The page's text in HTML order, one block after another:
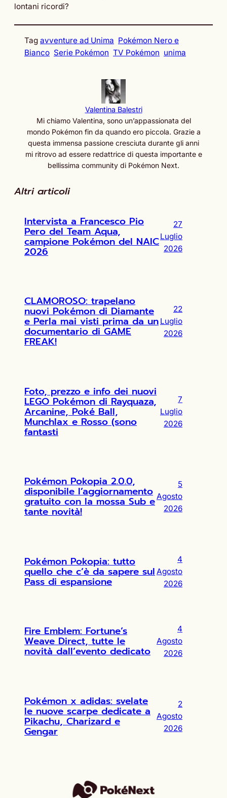
lontani ricordi?
Tag avventure ad Unima Pokémon Nero e
Bianco Serie Pokémon TV Pokémon unima
Valentina Balestri
Mi chiamo Valentina, sono un’appassionata del
mondo Pokémon fin da quando ero piccola. Grazie a
questa immensa passione cresciuta durante gli anni
mi ritrovo ad essere redattrice di questa importante e
bellissima community di Pokémon Next.
Altri articoli
Intervista a Francesco Pio
Pero del Team Aqua,
campione Pokémon del NAIC
2026
27
Luglio
2026
CLAMOROSO: trapelano
nuovi Pokémon di Diamante
e Perla mai visti prima da un
documentario di GAME
FREAK!
22
Luglio
2026
Foto, prezzo e info dei nuovi
LEGO Pokémon di Rayquaza,
Arcanine, Poké Ball,
Munchlax e Rosso (sono
fantasti
7
Luglio
2026
Pokémon Pokopia 2.0.0,
disponibile l’aggiornamento
gratuito con la mossa Sub e
tante novità!
5
Agosto
2026
Pokémon Pokopia: tutto
quello che c’è da sapere sul
Pass di espansione
4
Agosto
2026
Fire Emblem: Fortune’s
Weave Direct, tutte le
novità dall’evento dedicato
4
Agosto
2026
Pokémon x adidas: svelate
le nuove scarpe dedicate a
Pikachu, Charizard e
Gengar
2
Agosto
2026